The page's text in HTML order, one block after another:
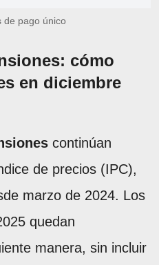
de pago único
cómo
en diciembre
continúan
de precios (IPC),
marzo de 2024. Los
quedan
manera, sin incluir